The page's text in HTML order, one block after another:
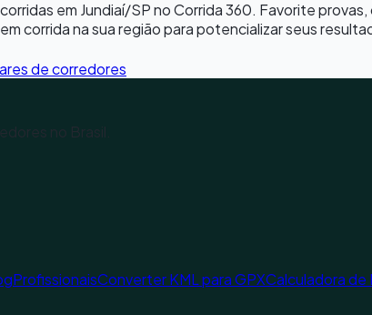
em Jundiaí/SPno Corrida 360. Favorite
corrida na sua região para potencializar seus
de corredores
no Brasil.
ProfissionaisConverter KML para GPXCalculadora de